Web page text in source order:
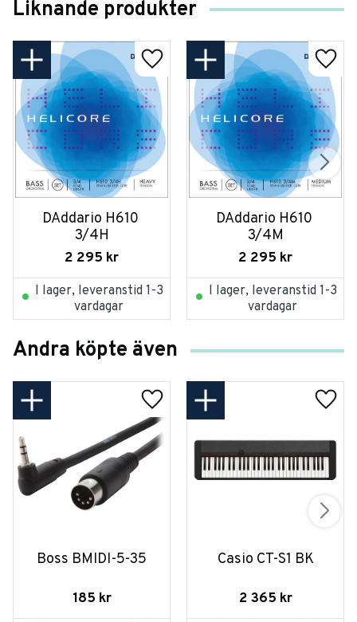
Liknande produkter
DAddario H610
3/4H
2 295 kr
I lager, leveranstid 1-3
vardagar
DAddario H610
3/4M
2 295 kr
I lager, leveranstid 1-3
vardagar
Andra köpte även
Boss BMIDI-5-35
185 kr
Casio CT-S1 BK
2 365 kr